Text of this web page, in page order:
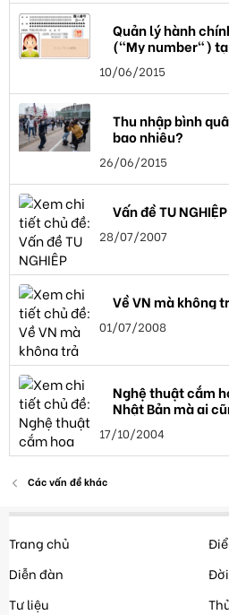
Quản lý hành
("My number")
10/06/2015
Thu nhập bình
bao nhiêu?
26/06/2015
Vấn đề TU
28/07/2007
Về VN mà không
01/07/2008
Nghệ thuật cắm
Nhật Bản mà ai
17/10/2004
Các vấn đề khác
Trang chủ
Diễn đàn
Tư liệu